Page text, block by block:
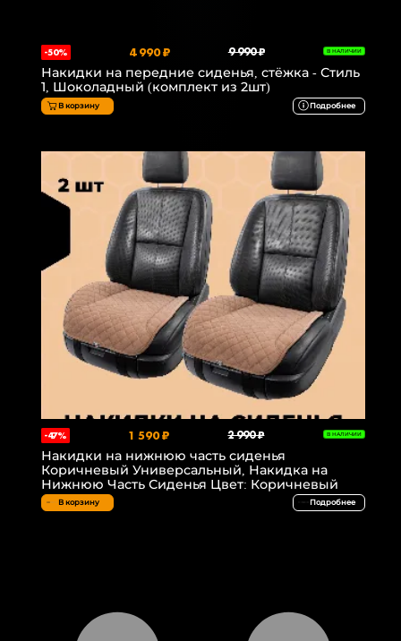
-50% 4 990 ₽ 9 990 ₽ В НАЛИЧИИ
Накидки на передние сиденья, стёжка - Стиль
1, Шоколадный (комплект из 2шт)
В корзину Подробнее
-47% 1 590 ₽ 2 990 ₽ В НАЛИЧИИ
Накидки на нижнюю часть сиденья
Коричневый Универсальный, Накидка на
Нижнюю Часть Сиденья Цвет: Коричневый
В корзину Подробнее